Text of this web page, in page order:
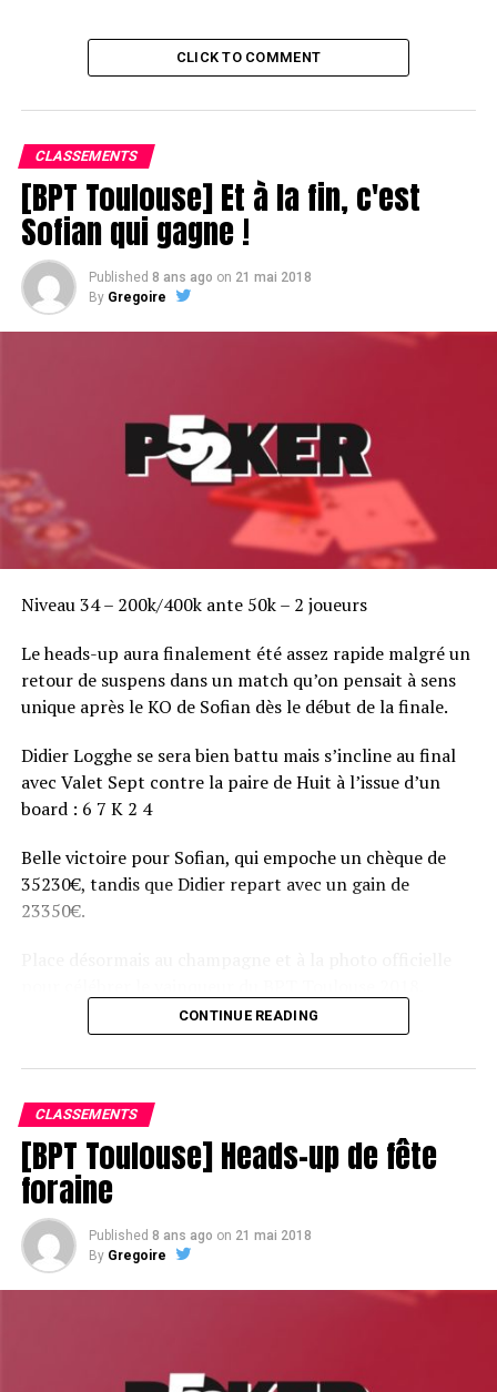
CLICK TO COMMENT
CLASSEMENTS
[BPT Toulouse] Et à la fin, c'est
Sofian qui gagne !
Published 8 ans ago on 21 mai 2018
By Gregoire
Niveau 34 – 200k/400k ante 50k – 2 joueurs
Le heads-up aura finalement été assez rapide malgré un
retour de suspens dans un match qu’on pensait à sens
unique après le KO de Sofian dès le début de la finale.
Didier Logghe se sera bien battu mais s’incline au final
avec Valet Sept contre la paire de Huit à l’issue d’un
board : 6 7 K 2 4
Belle victoire pour Sofian, qui empoche un chèque de
35230€, tandis que Didier repart avec un gain de
23350€.
CONTINUE READING
CLASSEMENTS
[BPT Toulouse] Heads-up de fête
foraine
Published 8 ans ago on 21 mai 2018
By Gregoire